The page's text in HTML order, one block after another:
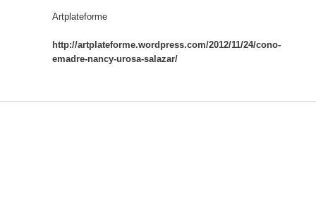
Artplateforme
http://artplateforme.wordpress.com/2012/11/24/cono-
emadre-nancy-urosa-salazar/